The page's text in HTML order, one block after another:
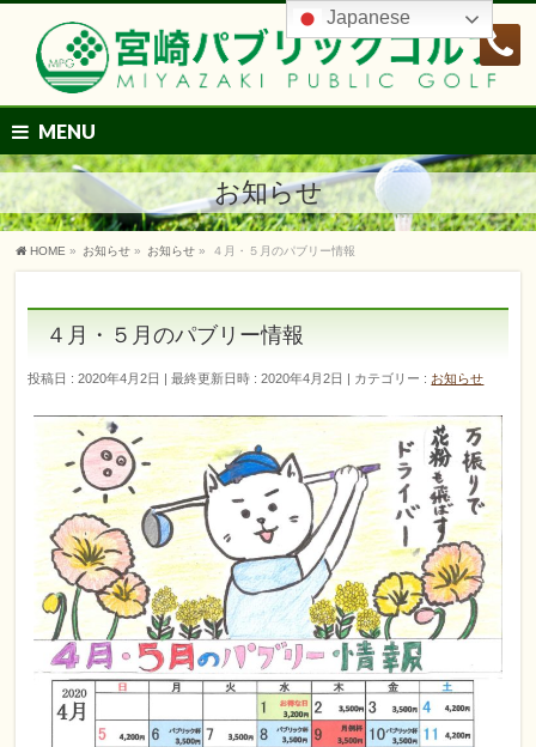
MENU
お知らせ
HOME » お知らせ » お知らせ » ４月・５月のパブリー情報
４月・５月のパブリー情報
投稿日 : 2020年4月2日 最終更新日時 : 2020年4月2日 カテゴリー : お知らせ
Japanese